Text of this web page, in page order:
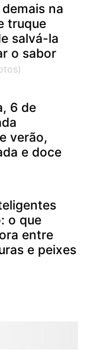
na
truque
salvá-la
o sabor
6 de
verão,
e doce
o que
entre
e peixes